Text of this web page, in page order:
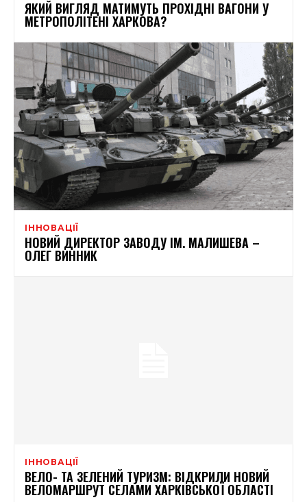
ЯКИЙ ВИГЛЯД МАТИМУТЬ ПРОХІДНІ ВАГОНИ У
МЕТРОПОЛІТЕНІ ХАРКОВА?
ІННОВАЦІЇ
НОВИЙ ДИРЕКТОР ЗАВОДУ ІМ. МАЛИШЕВА –
ОЛЕГ ВИННИК
ІННОВАЦІЇ
ВЕЛО- ТА ЗЕЛЕНИЙ ТУРИЗМ: ВІДКРИЛИ НОВИЙ
ВЕЛОМАРШРУТ СЕЛАМИ ХАРКІВСЬКОЇ ОБЛАСТІ